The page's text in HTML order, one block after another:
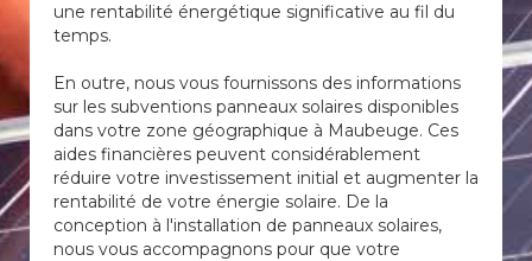
une rentabilité énergétique significative au fil du
temps.
En outre, nous vous fournissons des informations
sur les subventions panneaux solaires disponibles
dans votre zone géographique à Maubeuge. Ces
aides financières peuvent considérablement
réduire votre investissement initial et augmenter la
rentabilité de votre énergie solaire. De la
conception à l'installation de panneaux solaires,
nous vous accompagnons pour que votre